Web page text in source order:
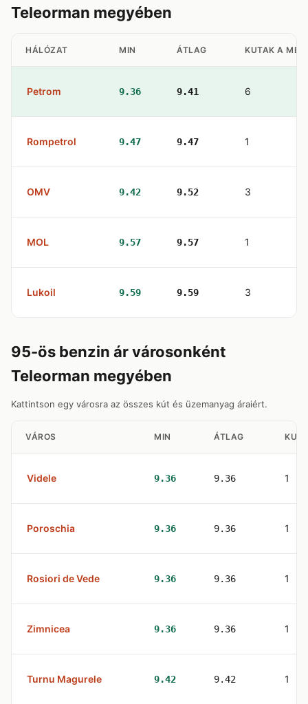
Teleorman megyében
HÁLÓZAT MIN ÁTLAG KUTAK A
Petrom 9.36 9.41 6
Rompetrol 9.47 9.47 1
OMV 9.42 9.52 3
MOL 9.57 9.57 1
Lukoil 9.59 9.59 3
95-ös benzin ár városonként
Teleorman megyében
Kattintson egy városra az összes kút és üzemanyag áraiért.
VÁROS MIN ÁTLAG
Videle 9.36 9.36 1
Poroschia 9.36 9.36 1
Rosiori de Vede 9.36 9.36 1
Zimnicea 9.36 9.36 1
Turnu Magurele 9.42 9.42 1